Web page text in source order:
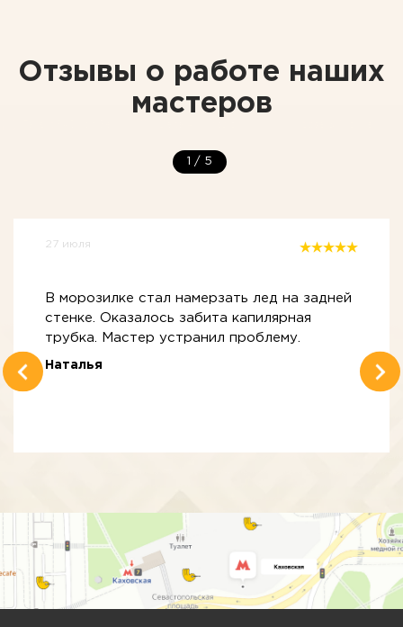
Отзывы о работе наших
мастеров
1 / 5
27 июля
В морозилке стал намерзать лед на задней
стенке. Оказалось забита капилярная
трубка. Мастер устранил проблему.
Наталья